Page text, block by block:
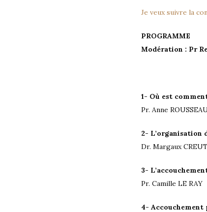
Je veux suivre la
PROGRAMME
Modération : Pr
1- Où est
Pr. Anne
2- L’organisation
Dr. Margaux
3-
Pr. Camille LE RAY
4- Accouchement